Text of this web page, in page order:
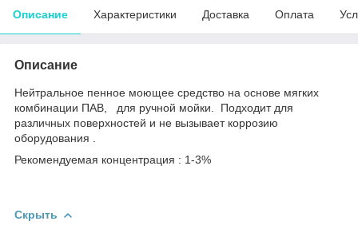
Описание Характеристики Доставка Оплата
Описание
Нейтральное пенное моющее средство на основе мягких
комбинации ПАВ, для ручной мойки. Подходит для
различных поверхностей и не вызывает коррозию
оборудования .
Рекомендуемая концентрация : 1-3%
Скрыть